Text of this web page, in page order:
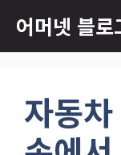
츠
어머넷 블로
자동